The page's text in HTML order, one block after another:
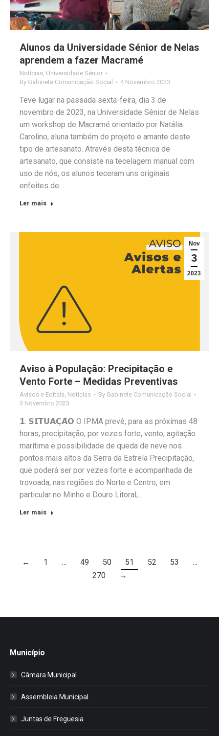
Alunos da Universidade Sénior de Nelas
aprendem a fazer Macramé
Notícias Universidade Sénior
By Gabinete Comunicação Social 4 Novembro 2023
Teve lugar na passada sexta-feira, dia 3 de
novembro de 2023, na Universidade Sénior de Nelas
um workshop de Macramé orientado por Natália
Carolino, aluna também do projeto e amante deste
tipo de artesanato. Através desta técnica de
artesanato, que consiste na tecelagem manual com
uso de nós, os alunos teceram uns originais
enfeites de…
Ler mais
Nov
3
2023
Aviso à População: Precipitação e
Vento Forte – Medidas Preventivas
Avisos e Editais Notícias By Gabinete Comunicação Social
3 Novembro 2023
𝟭. 𝗦𝗜𝗧𝗨𝗔𝗖̧𝗔̃𝗢 O IPMA prevê, para as próximas 48
horas, precipitação, por vezes forte, vento, agitação
marítima e possibilidade de queda de neve nos
pontos mais altos da Serra da Estrela Precipitação,
que poderá ser por vezes forte e acompanhada de
trovoada, nas regiões do Norte e Centro, em
particular no Minho e Douro Litoral;…
Ler mais
← 1 … 49 50 51 52 53
…
270
→
Município
Câmara Municipal
Assembleia Municipal
Juntas de Freguesia